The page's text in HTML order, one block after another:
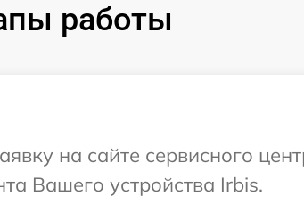
работы
на сайте сервисного
Вашего устройства Irbis.